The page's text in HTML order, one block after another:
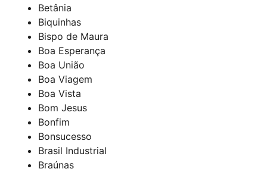
Betânia
Biquinhas
Bispo de Maura
Boa Esperança
Boa União
Boa Viagem
Boa Vista
Bom Jesus
Bonfim
Bonsucesso
Brasil Industrial
Braúnas